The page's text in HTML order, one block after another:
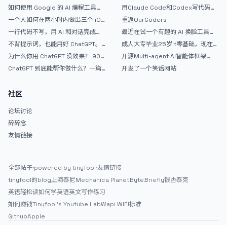
如何使用 Google 的 AI 编程工具
AntiGravity：独立开发者的新时代
武器
一个人如何在两小时内做出三个 iOS
APP？｜AntiGravity + Gemini 3 实
战完整记录
一行代码不写，用 AI 和对话完成一
个完整网站：《图书天堂》实战记录
不背提示词，也能用好 ChatGPT。
一个万能提问模板
为什么你用 ChatGPT 没效果？ 90%
的人第一步就问错了
ChatGPT 到底能帮你做什么？一篇
用Claude Code和Codex写代码真
的爽，但是App怎么挣钱还是很难啊
重返OurCoders
最近在试一个有趣的 AI 换脸工具，
效果挺不错
成人大专毕业25岁it零基础，现在想
考软件设计师，有什么好的建议吗，
谢谢！
开源Multi-agent AI智能体框架
aevatar.ai，欢迎大家贡献代码
开发了一个笑话网站
社区
论坛讨论
碎碎念
友情链接
全部帖子·powered by tinyfool·友情链接
tinyfool的blog上海泰尼Mechanica PlanetByteBriefly银杏泰克
英语轻松读如何学英语英文写作练习
如何赚钱Tinyfool's Youtube LabWapi WIFI标准
GithubApple